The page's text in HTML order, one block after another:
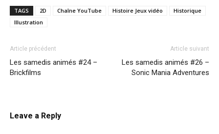
TAGS 2D Chaîne YouTube Histoire Jeux vidéo
Historique
Illustration
Article précédent
Les samedis animés #24 –
Brickfilms
Article suivant
Les samedis animés #26 –
Sonic Mania Adventures
Leave a Reply